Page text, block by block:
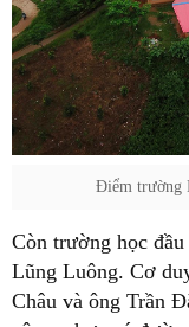
Điểm trường
Còn trường học
Lũng Luông. Cơ
Châu và ông Trần